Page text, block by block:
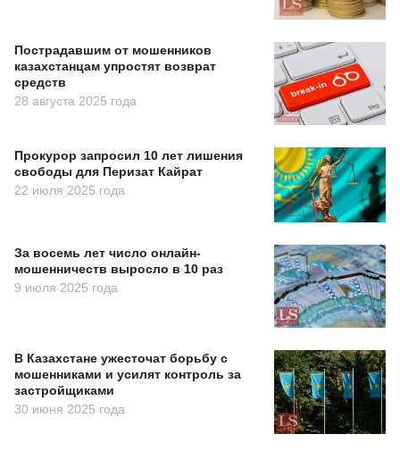
Пострадавшим от мошенников
казахстанцам упростят возврат
средств
28 августа 2025 года
Прокурор запросил 10 лет лишения
свободы для Перизат Кайрат
22 июля 2025 года
За восемь лет число онлайн-
мошенничеств выросло в 10 раз
9 июля 2025 года
В Казахстане ужесточат борьбу с
мошенниками и усилят контроль за
застройщиками
30 июня 2025 года